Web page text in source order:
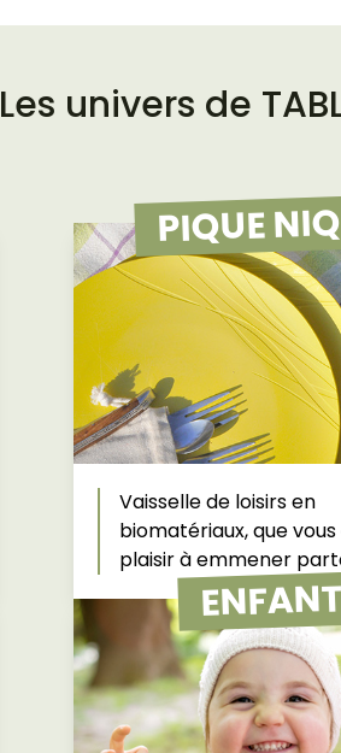
Les univers de
PIQUE
Vaisselle de loisirs en
biomatériaux, que vous
plaisir à emmener
ENFANT